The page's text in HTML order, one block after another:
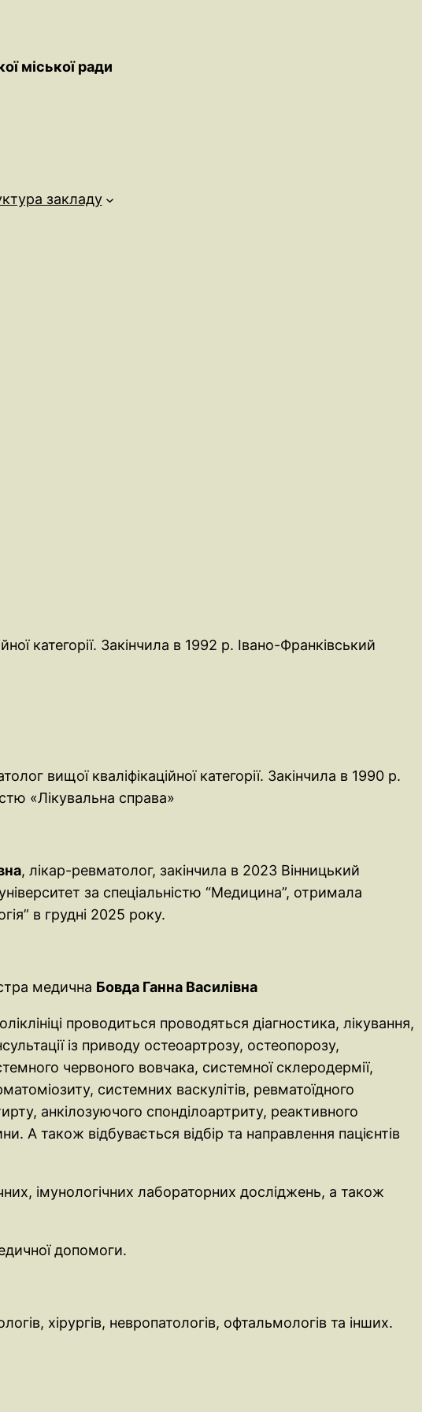
міської ради
закладу
категорії. Закінчила в 1992 р. Івано-Франківський
вищої кваліфікаційної категорії. Закінчила в 1990 р.
«Лікувальна справа»
, лікар-ревматолог, закінчила в 2023 Вінницький
за спеціальністю “Медицина”, отримала
в грудні 2025 року.
медична Бовда Ганна Василівна
проводиться проводяться діагностика, лікування,
із приводу остеоартрозу, остеопорозу,
червоного вовчака, системної склеродермії,
системних васкулітів, ревматоїдного
анкілозуючого спонділоартриту, реактивного
А також відбувається відбір та направлення пацієнтів
імунологічних лабораторних досліджень, а також
допомоги.
хірургів, невропатологів, офтальмологів та інших.